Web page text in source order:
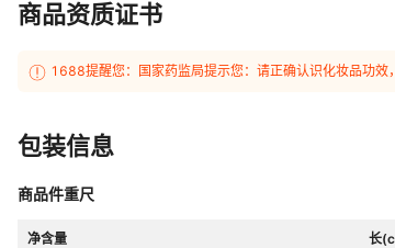
商品资质证书
1688提醒您：国家药监局提示您：请正确认识化妆品功效
包装信息
商品件重尺
净含量 长